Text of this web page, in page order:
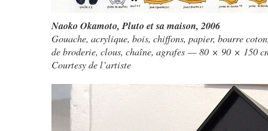
Naoko Okamoto,Pluto et sa maison, 2006
Gouache, acrylique, bois, chiffons, papier, bourre
de broderie, clous, chaîne, agrafes — 80 × 90 × 150
Courtesy de l’artiste